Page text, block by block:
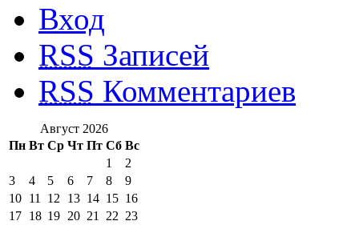
Вход
RSS Записей
RSS Комментариев
Август 2026
Пн Вт Ср Чт Пт Сб Вс
1
2
3
4 5 6 7 8
9
10 11 12 13 14 15 16
17 18 19 20 21 22 23